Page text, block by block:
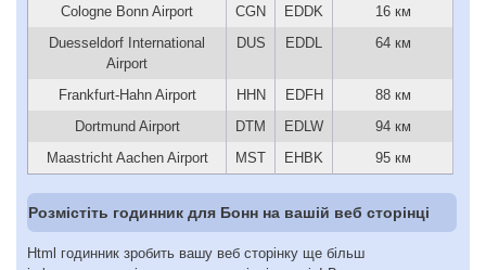
Cologne Bonn Airport
CGN EDDK
16 км
Duesseldorf International
Airport
DUS EDDL 64 км
Frankfurt-Hahn Airport HHN EDFH
88 км
Dortmund Airport
DTM EDLW
94 км
Maastricht Aachen Airport
MST EHBK 95 км
Розмістіть годинник для Бонн на вашій веб сторінці
Html годинник зробить вашу веб сторінку ще більш